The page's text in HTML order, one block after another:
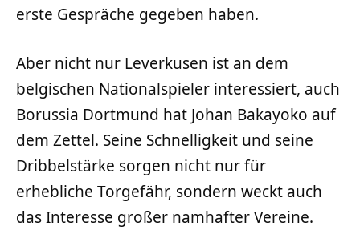
erste Gespräche gegeben haben.
Aber nicht nur Leverkusen ist an dem
belgischen Nationalspieler interessiert, auch
Borussia Dortmund hat Johan Bakayoko auf
dem Zettel. Seine Schnelligkeit und seine
Dribbelstärke sorgen nicht nur für
erhebliche Torgefähr, sondern weckt auch
das Interesse großer namhafter Vereine.